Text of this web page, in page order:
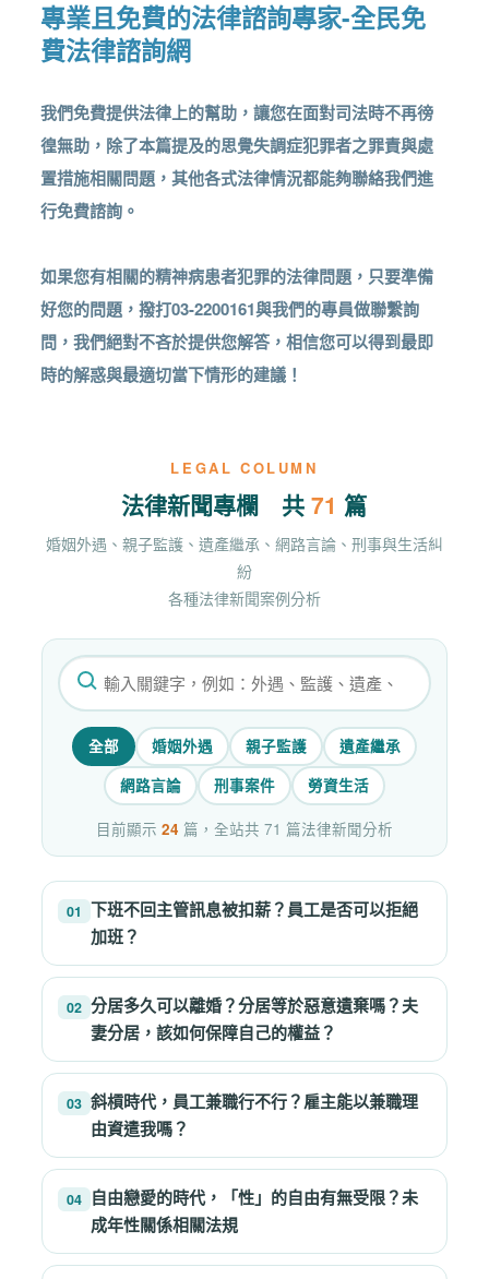
專業且免費的法律諮詢專家-全民免
費法律諮詢網
我們免費提供法律上的幫助，讓您在面對司法時不再徬
徨無助，除了本篇提及的思覺失調症犯罪者之罪責與處
置措施相關問題，其他各式法律情況都能夠聯絡我們進
行免費諮詢。
如果您有相關的精神病患者犯罪的法律問題，只要準備
好您的問題，撥打03-2200161與我們的專員做聯繫詢
問，我們絕對不吝於提供您解答，相信您可以得到最即
時的解惑與最適切當下情形的建議！
LEGAL COLUMN
法律新聞專欄 共71 篇
婚姻外遇、親子監護、遺產繼承、網路言論、刑事與生活糾
紛
各種法律新聞案例分析
搜尋法律專欄分析文章
全部 婚姻外遇 親子監護
遺產繼承
網路言論
刑事案件 勞資生活
目前顯示 24 篇，全站共 71 篇法律新聞分析
01 下班不回主管訊息被扣薪？員工是否可以拒絕
加班？
02 分居多久可以離婚？分居等於惡意遺棄嗎？夫
妻分居，該如何保障自己的權益？
03 斜槓時代，員工兼職行不行？雇主能以兼職理
由資遣我嗎？
04 自由戀愛的時代，「性」的自由有無受限？未
成年性關係相關法規